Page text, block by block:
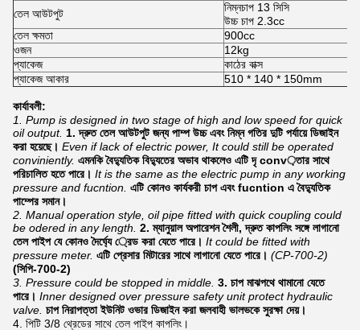
তেল আউটপুট
নিম্নচাপ 13 সিসি
উচ্চ চাপ 2.3cc
তেল ক্ষমতা
900cc
ওজন
12kg
প্যাকেজ
কাঠের বাক্স
প্যাকেজ আকার
510 * 140 * 150mm
কার্যাবলী:
1. Pump is designed in two stage of high and low speed for quick
oil output. 1. দ্রুত তেল আউটপুট জন্য পাম্প উচ্চ এবং নিম্ন গতির দুটি পর্যায়ে ডিজাইন
করা হয়েছে। Even if lack of electric power, It could still be operated
conviniently. এমনকি বৈদ্যুতিক বিদ্যুতের অভাব থাকলেও এটি দৃ conv়তার সাথে
পরিচালিত হতে পারে। It is the same as the electric pump in any working
pressure and fucntion. এটি কোনও কার্যকরী চাপ এবং fucntion এ বৈদ্যুতিক
পাম্পের সমান।
2. Manual operation style, oil pipe fitted with quick coupling could
be odered in any length. 2. ম্যানুয়াল অপারেশন শৈলী, দ্রুত কাপলিং সঙ্গে লাগানো
তেল পাইপ যে কোনও দৈর্ঘ্যে ্রেড করা যেতে পারে। It could be fitted with
pressure meter. এটি প্রেসার মিটারের সাথে লাগানো যেতে পারে। (CP-700-2)
(সিপি-700-2)
3. Pressure could be stopped in middle. 3. চাপ মাঝপথে থামানো যেতে
পারে। Inner designed over pressure safety unit protect hydraulic
valve. চাপ নিরাপত্তা ইউনিট ওভার ডিজাইন করা জলবাহী ভালভকে সুরক্ষা দেয়।
4. পিটি 3/8 থ্রেডের সাথে তেল পাইপ কাপলিং।